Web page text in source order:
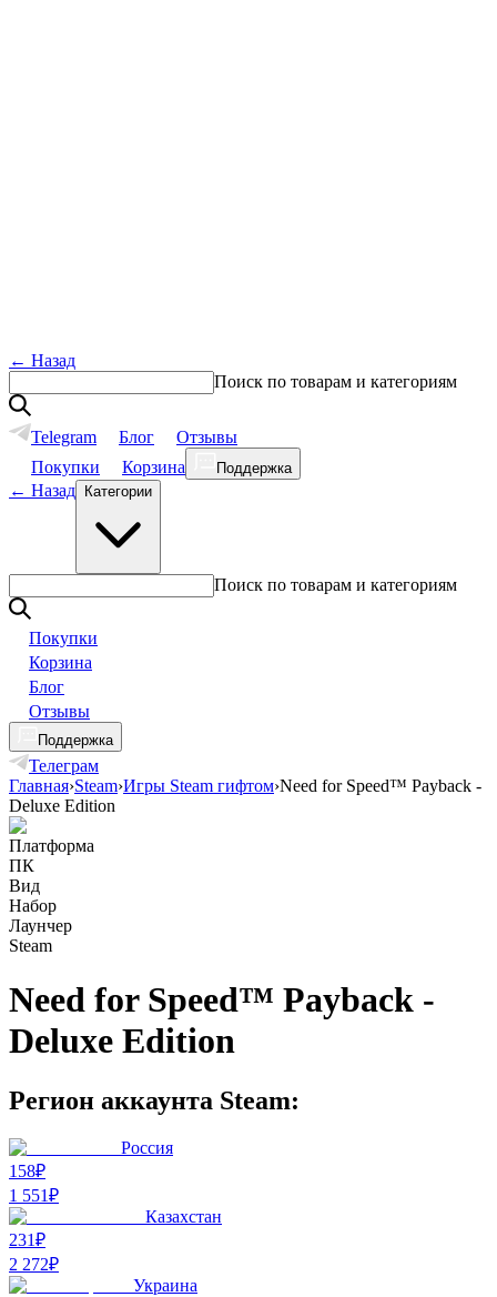
← Назад
Поиск по товарам и категориям
Telegram Блог
Отзывы
Покупки
Корзина Поддержка
← Назад Категории
Поиск по товарам и категориям
Покупки
Корзина
Блог
Отзывы
Поддержка
Телеграм
Главная›Steam›Игры Steam гифтом›Need for Speed™ Payback -
Deluxe Edition
Платформа
ПК
Вид
Набор
Лаунчер
Steam
Need for Speed™ Payback -
Deluxe Edition
Регион аккаунта Steam:
Россия
158₽
1 551₽
Казахстан
231₽
2 272₽
Украина